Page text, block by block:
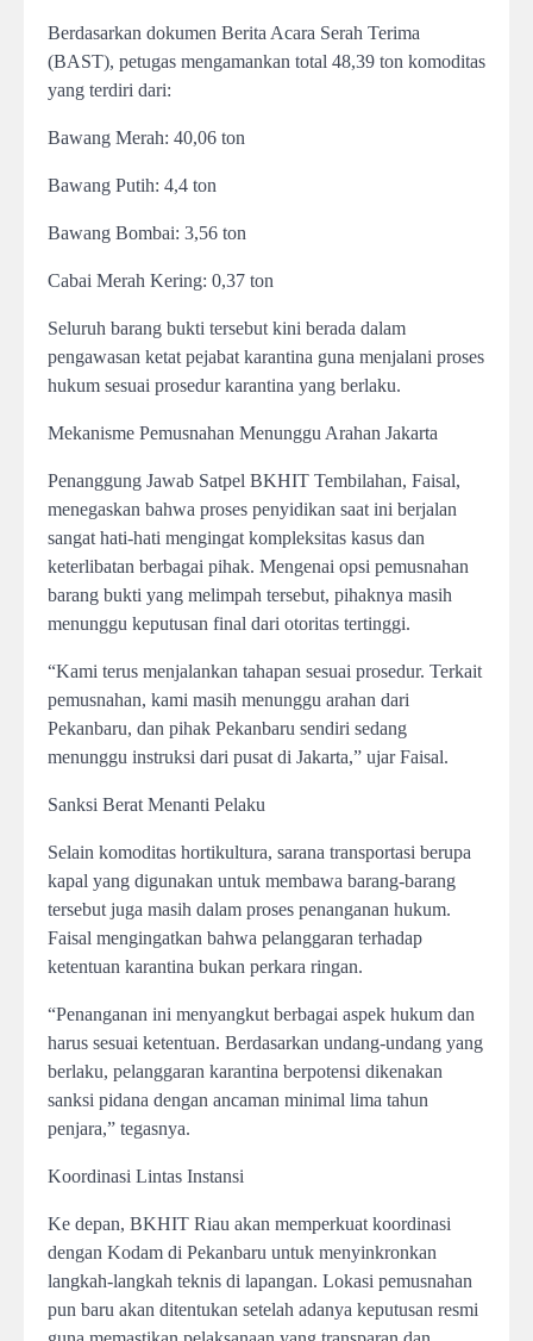
Berdasarkan dokumen Berita Acara Serah Terima
(BAST), petugas mengamankan total 48,39 ton komoditas
yang terdiri dari:
Bawang Merah: 40,06 ton
Bawang Putih: 4,4 ton
Bawang Bombai: 3,56 ton
Cabai Merah Kering: 0,37 ton
Seluruh barang bukti tersebut kini berada dalam
pengawasan ketat pejabat karantina guna menjalani proses
hukum sesuai prosedur karantina yang berlaku.
Mekanisme Pemusnahan Menunggu Arahan Jakarta
Penanggung Jawab Satpel BKHIT Tembilahan, Faisal,
menegaskan bahwa proses penyidikan saat ini berjalan
sangat hati-hati mengingat kompleksitas kasus dan
keterlibatan berbagai pihak. Mengenai opsi pemusnahan
barang bukti yang melimpah tersebut, pihaknya masih
menunggu keputusan final dari otoritas tertinggi.
“Kami terus menjalankan tahapan sesuai prosedur. Terkait
pemusnahan, kami masih menunggu arahan dari
Pekanbaru, dan pihak Pekanbaru sendiri sedang
menunggu instruksi dari pusat di Jakarta,” ujar Faisal.
Sanksi Berat Menanti Pelaku
Selain komoditas hortikultura, sarana transportasi berupa
kapal yang digunakan untuk membawa barang-barang
tersebut juga masih dalam proses penanganan hukum.
Faisal mengingatkan bahwa pelanggaran terhadap
ketentuan karantina bukan perkara ringan.
“Penanganan ini menyangkut berbagai aspek hukum dan
harus sesuai ketentuan. Berdasarkan undang-undang yang
berlaku, pelanggaran karantina berpotensi dikenakan
sanksi pidana dengan ancaman minimal lima tahun
penjara,” tegasnya.
Koordinasi Lintas Instansi
Ke depan, BKHIT Riau akan memperkuat koordinasi
dengan Kodam di Pekanbaru untuk menyinkronkan
langkah-langkah teknis di lapangan. Lokasi pemusnahan
pun baru akan ditentukan setelah adanya keputusan resmi